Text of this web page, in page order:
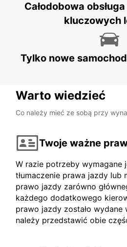
EPINAL RAILWAY STATION -
Całodobowa
kluczowych
Tylko nowe
Warto wiedzieć
Co należy mieć ze sobą przy
Twoje ważne
W razie potrzeby wymagane
tłumaczenie prawa jazdy lub
prawo jazdy zarówno
każdego dodatkowego
prawo jazdy zostało wydane
należy przedstawić obie